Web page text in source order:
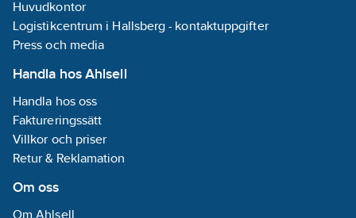
Huvudkontor
Logistikcentrum i Hallsberg - kontaktuppgifter
Press och media
Handla hos Ahlsell
Handla hos oss
Faktureringssätt
Villkor och priser
Retur & Reklamation
Om oss
Om Ahlsell